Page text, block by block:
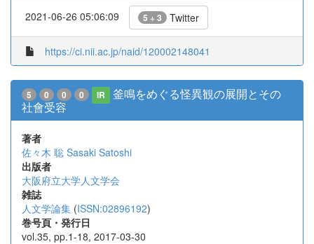
2021-06-26 05:06:09 5 + 3 Twitter
https://ci.nii.ac.jp/naid/120002148041
5 0 0 0 IR
釜鳴をめぐる怪異観の展開とその
社會受容
著者
佐々木 聡 Sasaki Satoshi
出版者
大阪府立大学人文学会
雑誌
人文学論集 (ISSN:02896192)
巻号頁・発行日
vol.35, pp.1-18, 2017-03-30